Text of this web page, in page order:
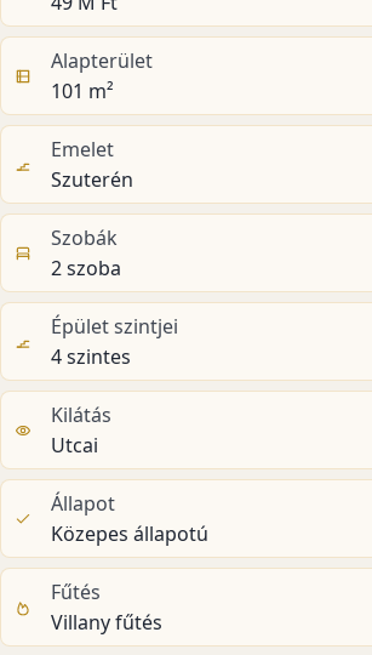
Alapterület
101 m²
Emelet
Szuterén
Szobák
2 szoba
Épület szintjei
4 szintes
Kilátás
Utcai
Állapot
Közepes állapotú
Fűtés
Villany fűtés